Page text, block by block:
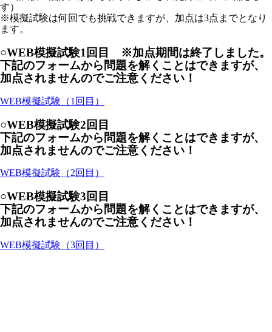
す）
※模擬試験は何回でも挑戦できますが、加点は3点までとなり
ます。
○WEB模擬試験1回目 ※加点期間は終了しました。
下記のフォームから問題を解くことはできますが、
加点されませんのでご注意ください！
WEB模擬試験（1回目）
○WEB模擬試験2回目
下記のフォームから問題を解くことはできますが、
加点されませんのでご注意ください！
WEB模擬試験（2回目）
○WEB模擬試験3回目
下記のフォームから問題を解くことはできますが、
加点されませんのでご注意ください！
WEB模擬試験（3回目）